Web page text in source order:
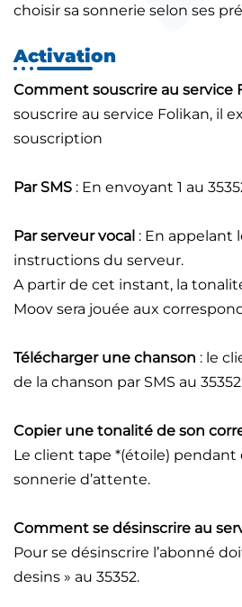
choisir sa sonnerie selon ses
Activation
Comment souscrire au service
souscrire au service Folikan, il
souscription
Par SMS : En envoyant 1 au
Par serveur vocal : En appelant
instructions du serveur.
A partir de cet instant, la
Moov sera jouée aux
Télécharger une chanson : le
de la chanson par SMS au
Copier une tonalité de son
Le client tape *(étoile) pendant
sonnerie d’attente.
Comment se désinscrire au
Pour se désinscrire l’abonné
desins » au 35352.